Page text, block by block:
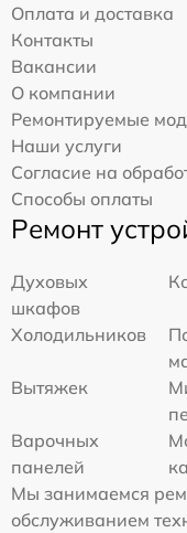
Оплата и доставка
Контакты
Вакансии
О компании
Ремонтируемые
Наши услуги
Согласие на
Способы оплаты
Ремонт
Духовых
шкафов
Холодильников
Вытяжек
Варочных
панелей
Мы занимаемся
обслуживанием